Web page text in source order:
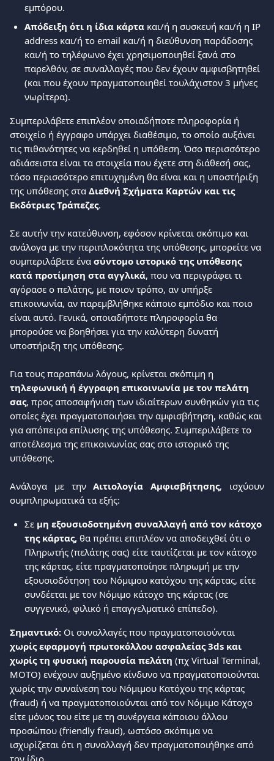
εμπόρου.
Απόδειξη ότι η ίδια κάρτα και/ή η συσκευή και/ή η IP
address και/ή το email και/ή η διεύθυνση παράδοσης
και/ή το τηλέφωνο έχει χρησιμοποιηθεί ξανά στο
παρελθόν, σε συναλλαγές που δεν έχουν αμφισβητηθεί
(και που έχουν πραγματοποιηθεί τουλάχιστον 3 μήνες
νωρίτερα).
Συμπεριλάβετε επιπλέον οποιαδήποτε πληροφορία ή
στοιχείο ή έγγραφο υπάρχει διαθέσιμο, το οποίο αυξάνει
τις πιθανότητες να κερδηθεί η υπόθεση. Όσο περισσότερο
αδιάσειστα είναι τα στοιχεία που έχετε στη διάθεσή σας,
τόσο περισσότερο επιτυχημένη θα είναι και η υποστήριξη
της υπόθεσης στα Διεθνή Σχήματα Καρτών και τις
Εκδότριες Τράπεζες.
Σε αυτήν την κατεύθυνση, εφόσον κρίνεται σκόπιμο και
ανάλογα με την περιπλοκότητα της υπόθεσης, μπορείτε να
συμπεριλάβετε ένα σύντομο ιστορικό της υπόθεσης
κατά προτίμηση στα αγγλικά, που να περιγράφει τι
αγόρασε ο πελάτης, με ποιον τρόπο, αν υπήρξε
επικοινωνία, αν παρεμβλήθηκε κάποιο εμπόδιο και ποιο
είναι αυτό. Γενικά, οποιαδήποτε πληροφορία θα
μπορούσε να βοηθήσει για την καλύτερη δυνατή
υποστήριξη της υπόθεσης.
Για τους παραπάνω λόγους, κρίνεται σκόπιμη η
τηλεφωνική ή έγγραφη επικοινωνία με τον πελάτη
σας, προς αποσαφήνιση των ιδιαίτερων συνθηκών για τις
οποίες έχει πραγματοποιήσει την αμφισβήτηση, καθώς και
για απόπειρα επίλυσης της υπόθεσης. Συμπεριλάβετε το
αποτέλεσμα της επικοινωνίας σας στο ιστορικό της
υπόθεσης.
Ανάλογα με τηνΑιτιολογία Αμφισβήτησης, ισχύουν
συμπληρωματικά τα εξής:
Σε μη εξουσιοδοτημένη συναλλαγή από τον κάτοχο
της κάρτας, θα πρέπει επιπλέον να αποδειχθεί ότι ο
Πληρωτής (πελάτης σας) είτε ταυτίζεται με τον κάτοχο
της κάρτας, είτε πραγματοποίησε πληρωμή με την
εξουσιοδότηση του Νόμιμου κατόχου της κάρτας, είτε
συνδέεται με τον Νόμιμο κάτοχο της κάρτας (σε
συγγενικό, φιλικό ή επαγγελματικό επίπεδο).
Σημαντικό: Οι συναλλαγές που πραγματοποιούνται
χωρίς εφαρμογή πρωτοκόλλου ασφαλείας 3ds και
χωρίς τη φυσική παρουσία πελάτη (πχ Virtual Terminal,
MOTO) ενέχουν αυξημένο κίνδυνο να πραγματοποιούνται
χωρίς την συναίνεση του Νόμιμου Κατόχου της κάρτας
(fraud) ή να πραγματοποιούνται από τον Νόμιμο Κάτοχο
είτε μόνος του είτε με τη συνέργεια κάποιου άλλου
προσώπου (friendly fraud), ωστόσο σκόπιμα να
ισχυρίζεται ότι η συναλλαγή δεν πραγματοποιήθηκε από
τον ίδιο.